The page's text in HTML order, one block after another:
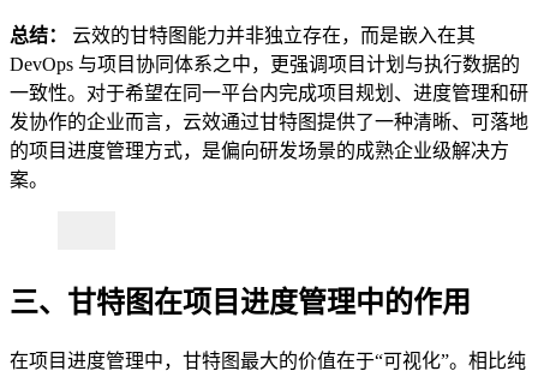
总结：
云效的甘特图能力并非独立存在，而是嵌入在其
DevOps 与项目协同体系之中，更强调项目计划与执行数据的
一致性。对于希望在同一平台内完成项目规划、进度管理和研
发协作的企业而言，云效通过甘特图提供了一种清晰、可落地
的项目进度管理方式，是偏向研发场景的成熟企业级解决方
案。
三、甘特图在项目进度管理中的作用
在项目进度管理中，甘特图最大的价值在于“可视化”。相比纯